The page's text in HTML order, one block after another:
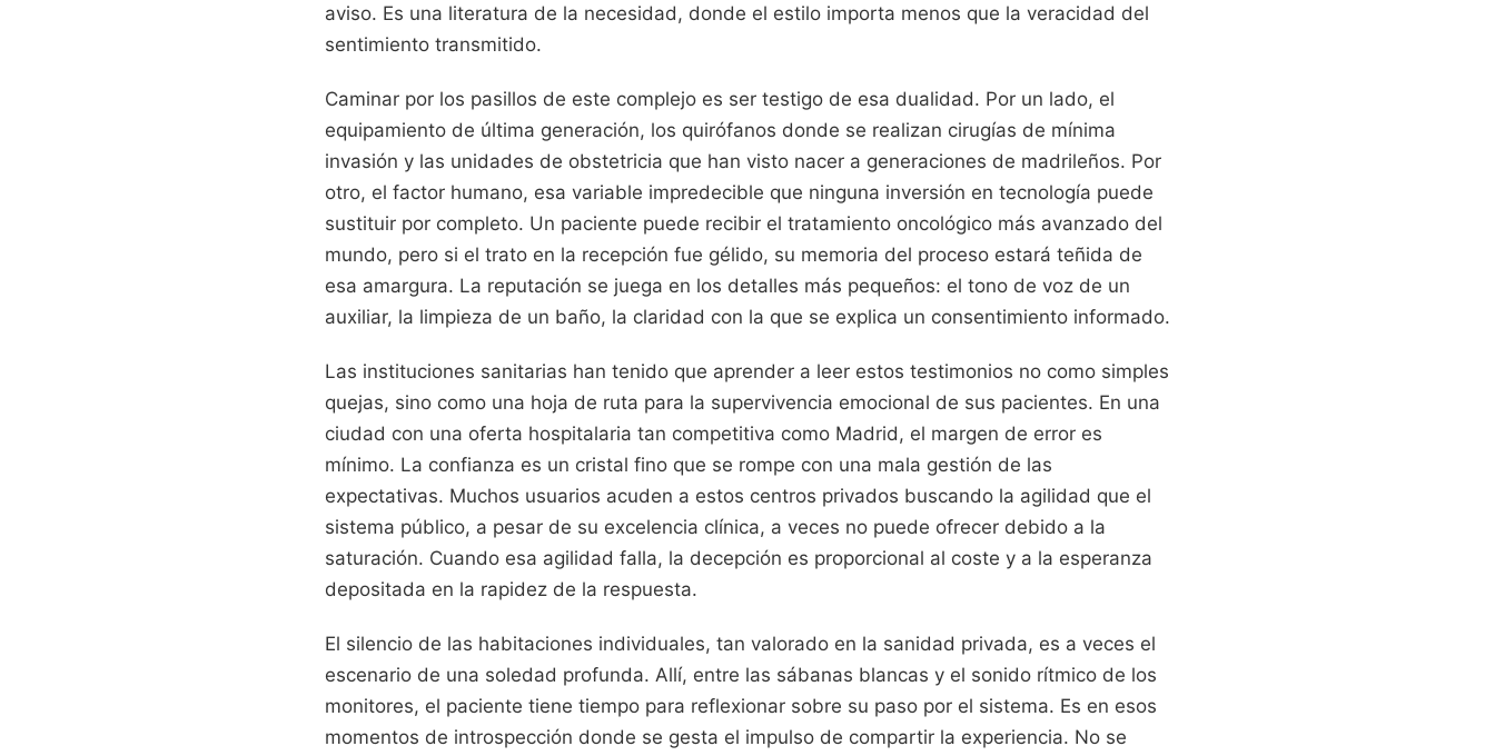
aviso. Es una literatura de la necesidad, donde el estilo importa menos que la veracidad del
sentimiento transmitido.
Caminar por los pasillos de este complejo es ser testigo de esa dualidad. Por un lado, el
equipamiento de última generación, los quirófanos donde se realizan cirugías de mínima
invasión y las unidades de obstetricia que han visto nacer a generaciones de madrileños. Por
otro, el factor humano, esa variable impredecible que ninguna inversión en tecnología puede
sustituir por completo. Un paciente puede recibir el tratamiento oncológico más avanzado del
mundo, pero si el trato en la recepción fue gélido, su memoria del proceso estará teñida de
esa amargura. La reputación se juega en los detalles más pequeños: el tono de voz de un
auxiliar, la limpieza de un baño, la claridad con la que se explica un consentimiento informado.
Las instituciones sanitarias han tenido que aprender a leer estos testimonios no como simples
quejas, sino como una hoja de ruta para la supervivencia emocional de sus pacientes. En una
ciudad con una oferta hospitalaria tan competitiva como Madrid, el margen de error es
mínimo. La confianza es un cristal fino que se rompe con una mala gestión de las
expectativas. Muchos usuarios acuden a estos centros privados buscando la agilidad que el
sistema público, a pesar de su excelencia clínica, a veces no puede ofrecer debido a la
saturación. Cuando esa agilidad falla, la decepción es proporcional al coste y a la esperanza
depositada en la rapidez de la respuesta.
El silencio de las habitaciones individuales, tan valorado en la sanidad privada, es a veces el
escenario de una soledad profunda. Allí, entre las sábanas blancas y el sonido rítmico de los
monitores, el paciente tiene tiempo para reflexionar sobre su paso por el sistema. Es en esos
momentos de introspección donde se gesta el impulso de compartir la experiencia. No se